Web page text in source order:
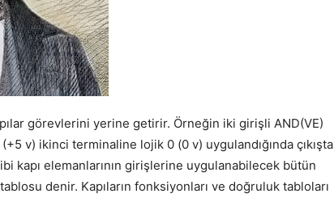
görevlerini yerine getirir. Örneğin iki girişli AND(VE)
v) ikinci terminaline lojik 0 (0 v) uygulandığında çıkışta
kapı elemanlarının girişlerine uygulanabilecek bütün
denir. Kapıların fonksiyonları ve doğruluk tabloları